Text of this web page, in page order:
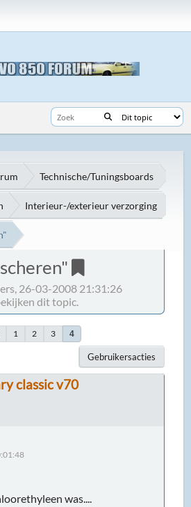
Technische/Tuningsboards
Interieur-/exterieur verzorging
26-03-2008 21:31:26
dit topic.
1 2 3 4
Gebruikersacties
classic v70
was....